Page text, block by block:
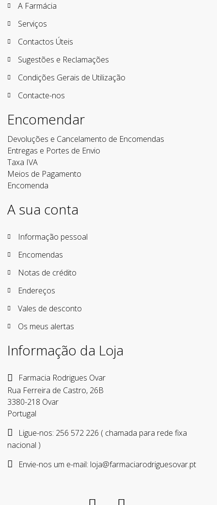
A Farmácia
Serviços
Contactos Úteis
Sugestões e Reclamações
Condições Gerais de Utilização
Contacte-nos
Encomendar
Devoluções e Cancelamento de Encomendas
Entregas e Portes de Envio
Taxa IVA
Meios de Pagamento
Encomenda
A sua conta
Informação pessoal
Encomendas
Notas de crédito
Endereços
Vales de desconto
Os meus alertas
Informação da Loja
Farmacia Rodrigues Ovar
Rua Ferreira de Castro, 26B
3380-218 Ovar
Portugal
Ligue-nos: 256 572 226 ( chamada para rede fixa
nacional )
Envie-nos um e-mail: loja@farmaciarodriguesovar.pt